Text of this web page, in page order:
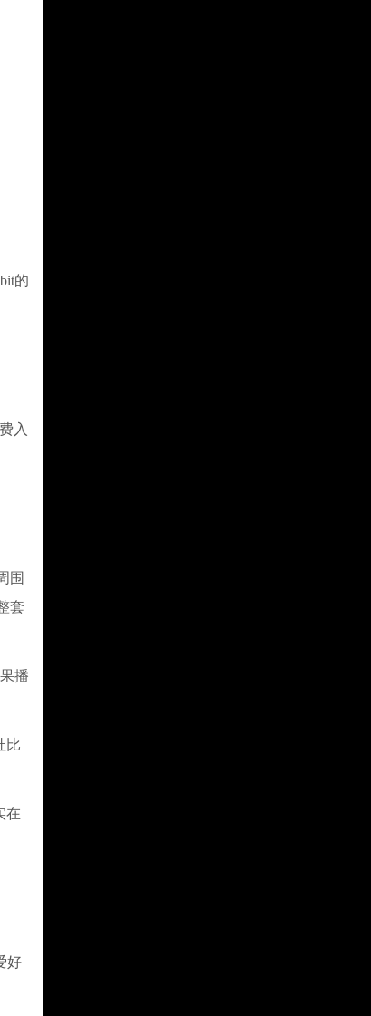
的
入
围
套
播
比
在
好